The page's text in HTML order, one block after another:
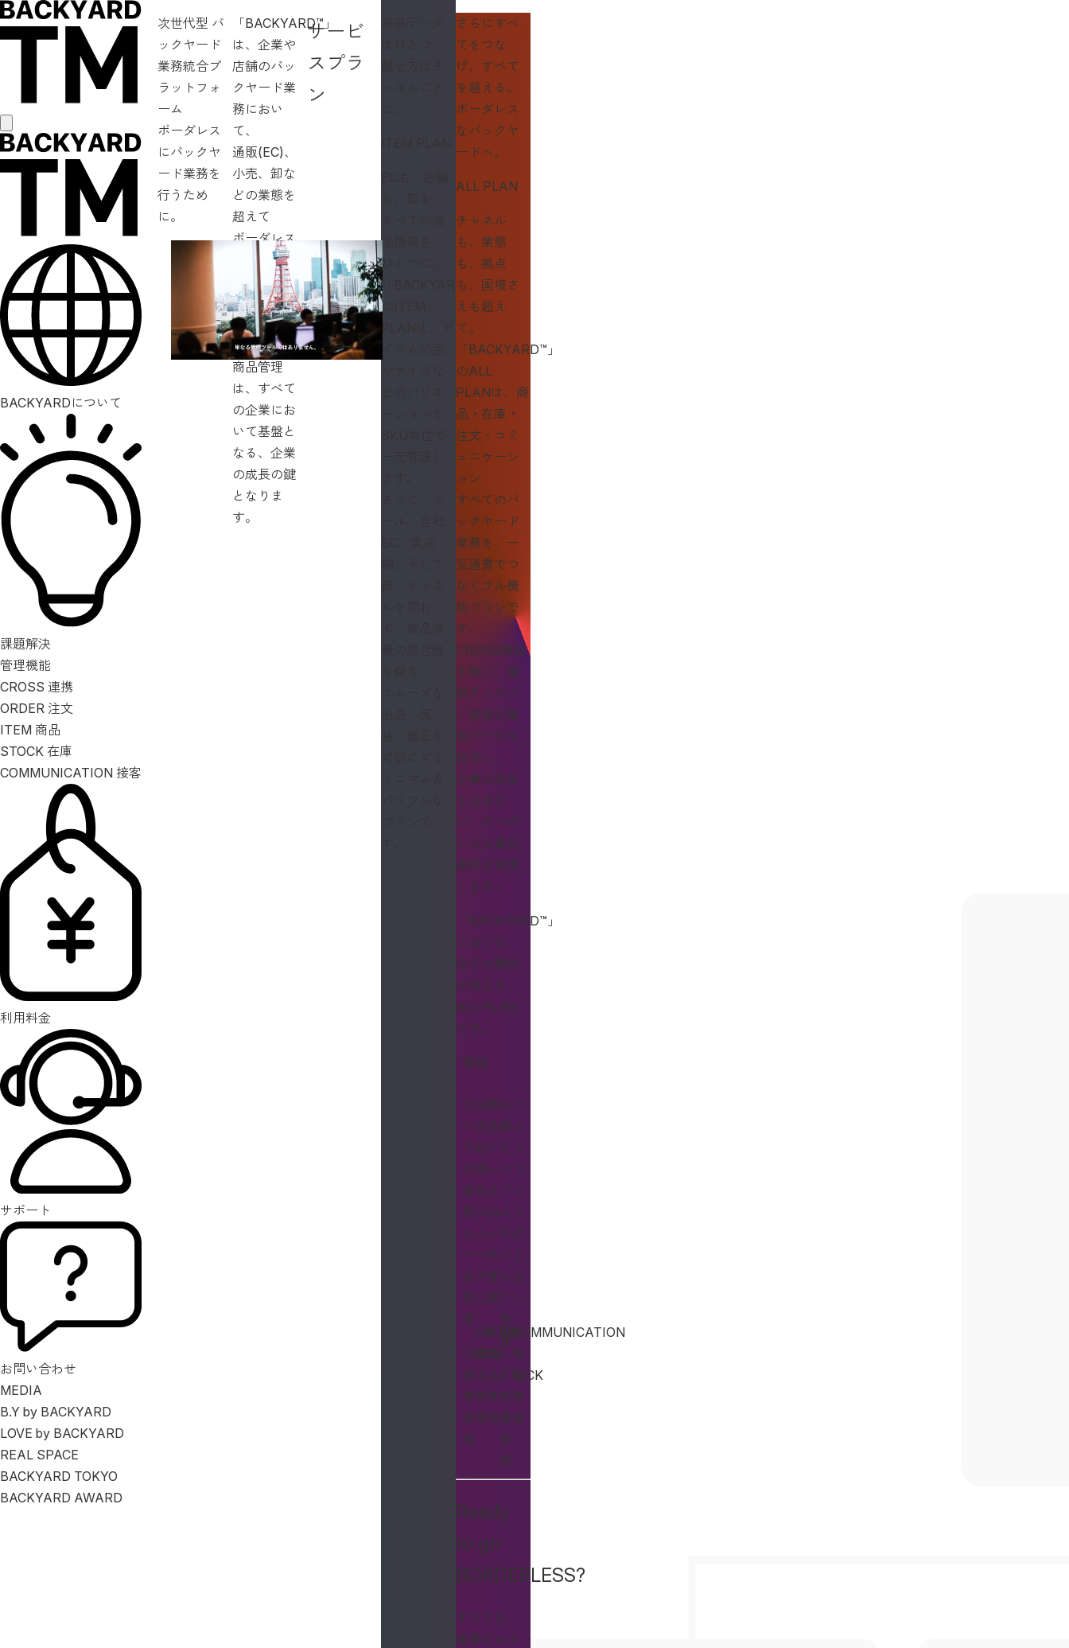
BACKYARDについて
課題解決
管理機能
CROSS 連携
ORDER 注文
ITEM 商品
STOCK 在庫
COMMUNICATION 接客
利用料金
サポート
お問い合わせ
MEDIA
B.Y by BACKYARD
LOVE by BACKYARD
REAL SPACE
BACKYARD TOKYO
BACKYARD AWARD
次世代型 バ
ックヤード
業務統合プ
ラットフォ
ーム
ボーダレス
にバックヤ
ード業務を
行うため
に。
「BACKYARD™」
は、企業や
店舗のバッ
クヤード業
務におい
て、
通販(EC)、
小売、卸な
どの業態を
超えて
ボーダレス
に業務の一
元管理を実
現するプラ
ットフォー
ムです。
商品管理
は、すべて
の企業にお
いて基盤と
なる、企業
の成長の鍵
となりま
す。
サービ
スプラ
ン
品情報を、
ひとつに。
「BACKYARD™」
のITEM
さらにすべ
てをつな
げ、すべて
を越える。
ボーダレス
なバックヤ
ードへ。
ALL PLAN
チャネル
も、業態
も、拠点
も、国境さ
えも超え
て。
「BACKYARD™」
のALL
PLANは、商
品・在庫・
注文・コミ
ュニケーシ
ョン
すべてのバ
ックヤード
業務を、一
気通貫でつ
なぐフル機
能プランで
す。
CROSS機能
を軸に、複
数チャネル
／業態の業
務データを
統合し、
企業の成長
を止めな
い、ボーダ
レスな業務
運用を実現
します。
「BACKYARD™」
における、
全ての機能
が使える、
ALL PLAN
です。
機能
す
べ
て
の
連
携
と
一
元
管
理
CROSS
連
携
管
理
注
文
処
理
を
ス
ム
ー
ズ
に
ORDER
受
注
管
理
商
品
デ
ー
タ
の
一
元
管
理
ITEM
商
品
管
理
在
庫
を
リ
ア
ル
タ
イ
ム
に
管
理
STOCK
在
庫
管
理
フ
ァ
ン
づ
く
り
の
土
台
に
COMMUNICATION
接
客
管
理
Ready
to go
BORDERLESS?
すべてを、
連携させよ